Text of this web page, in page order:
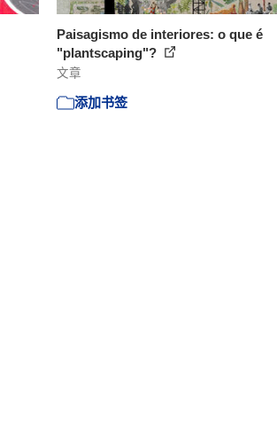
Paisagismo de interiores: o que é
"plantscaping"?
文章
添加书签